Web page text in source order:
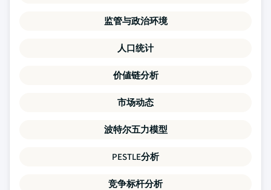
监管与政治环境
人口统计
价値链分析
市场动态
波特尔五力模型
PESTLE分析
竞争标杆分析